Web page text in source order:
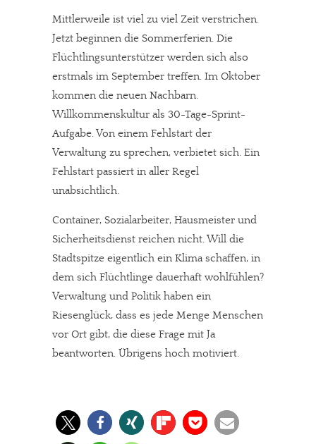
Mittlerweile ist viel zu viel Zeit verstrichen.
Jetzt beginnen die Sommerferien. Die
Flüchtlingsunterstützer werden sich also
erstmals im September treffen. Im Oktober
kommen die neuen Nachbarn.
Willkommenskultur als 30-Tage-Sprint-
Aufgabe. Von einem Fehlstart der
Verwaltung zu sprechen, verbietet sich. Ein
Fehlstart passiert in aller Regel
unabsichtlich.
Container, Sozialarbeiter, Hausmeister und
Sicherheitsdienst reichen nicht. Will die
Stadtspitze eigentlich ein Klima schaffen, in
dem sich Flüchtlinge dauerhaft wohlfühlen?
Verwaltung und Politik haben ein
Riesenglück, dass es jede Menge Menschen
vor Ort gibt, die diese Frage mit Ja
beantworten. Übrigens hoch motiviert.